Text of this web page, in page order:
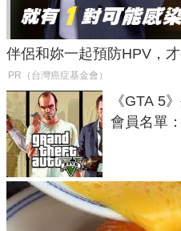
伴侶和妳一起預防HPV，
PR（台灣癌症基金會）
《GTA 5
會員名單